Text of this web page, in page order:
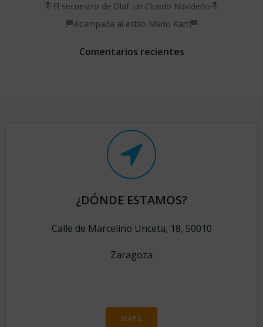
El secuestro de Olaf: un Cluedo Navideño
Acampada al estilo Mario Kart
Comentarios recientes
¿DÓNDE ESTAMOS?
Calle de Marcelino Unceta, 18, 50010
Zaragoza
MAPS